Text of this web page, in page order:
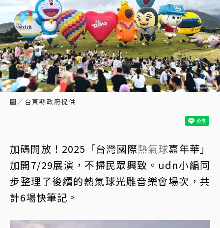
圖／台東縣政府提供
加碼開放！2025「台灣國際熱氣球嘉年華」
加開7/29展演，不掃民眾興致。udn小編同
步整理了後續的熱氣球光雕音樂會場次，共
計6場快筆記。